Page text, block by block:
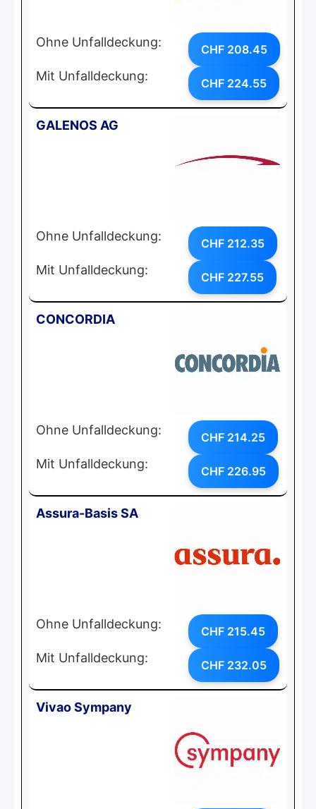
Ohne Unfalldeckung: CHF 208.45
Mit Unfalldeckung: CHF 224.55
GALENOS AG
Ohne Unfalldeckung: CHF 212.35
Mit Unfalldeckung: CHF 227.55
CONCORDIA
Ohne Unfalldeckung: CHF 214.25
Mit Unfalldeckung: CHF 226.95
Assura-Basis SA
Ohne Unfalldeckung: CHF 215.45
Mit Unfalldeckung: CHF 232.05
Vivao Sympany